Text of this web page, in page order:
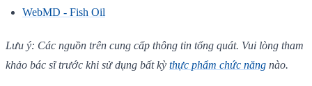
WebMD - Fish Oil
Lưu ý: Các nguồn trên cung cấp thông tin tổng quát. Vui lòng tham
khảo bác sĩ trước khi sử dụng bất kỳ thực phẩm chức năng nào.